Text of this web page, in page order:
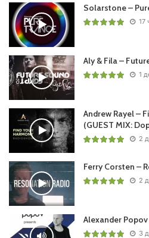
Понравился выпуск?
Ваша оценка:
Solarstone –
17
Aly & Fila –
1
Andrew Rayel –
(GUEST MIX:
2
Ferry Corsten –
2
Alexander
3